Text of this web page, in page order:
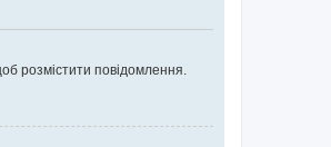
розмістити повідомлення.